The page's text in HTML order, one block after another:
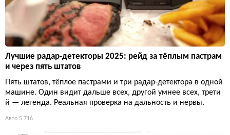
Лучшие радар-детекторы 2025: рейд за тёплым пастрам
и через пять штатов
Пять штатов, тёплое пастрами и три радар-детектора в одной
машине. Один видит дальше всех, другой умнее всех, трети
й — легенда. Реальная проверка на дальность и нервы.
Авто 5 716